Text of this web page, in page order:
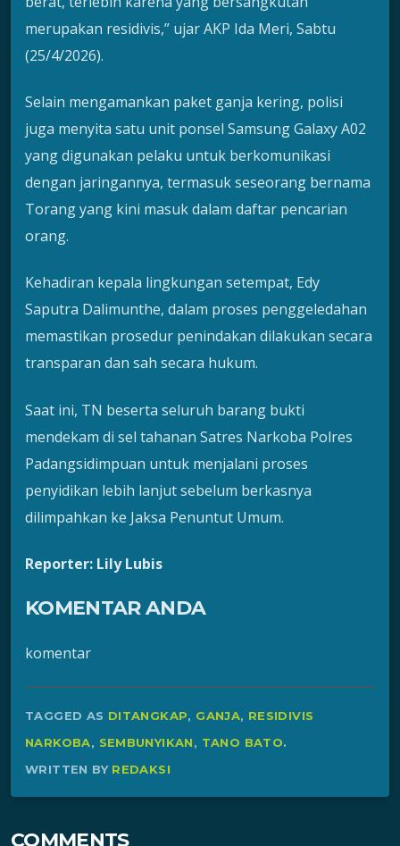
merupakan residivis,” ujar AKP Ida Meri, Sabtu
(25/4/2026).
Selain mengamankan paket ganja kering, polisi
juga menyita satu unit ponsel Samsung Galaxy A02
yang digunakan pelaku untuk berkomunikasi
dengan jaringannya, termasuk seseorang bernama
Torang yang kini masuk dalam daftar pencarian
orang.
Kehadiran kepala lingkungan setempat, Edy
Saputra Dalimunthe, dalam proses penggeledahan
memastikan prosedur penindakan dilakukan secara
transparan dan sah secara hukum.
Saat ini, TN beserta seluruh barang bukti
mendekam di sel tahanan Satres Narkoba Polres
Padangsidimpuan untuk menjalani proses
penyidikan lebih lanjut sebelum berkasnya
dilimpahkan ke Jaksa Penuntut Umum.
Reporter: Lily Lubis
KOMENTAR ANDA
komentar
TAGGED AS DITANGKAP, GANJA, RESIDIVIS
NARKOBA, SEMBUNYIKAN, TANO BATO.
WRITTEN BY REDAKSI
COMMENTS